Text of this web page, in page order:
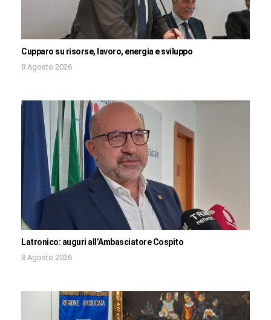
Cupparo su risorse, lavoro, energia e sviluppo
8 Agosto 2026
Latronico: auguri all’Ambasciatore Cospito
8 Agosto 2026